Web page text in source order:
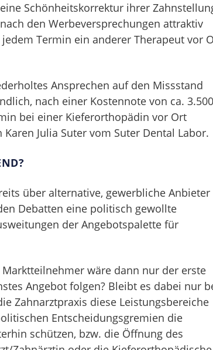
Schönheitskorrektur ihrer
den Werbeversprechungen attraktiv
Termin ein anderer Therapeut vor
Ansprechen auf den Missstand
nach einer Kostennote von ca. 3.500
bei einer Kieferorthopädin vor Ort
Julia Suter vom Suter Dental Labor.
über alternative, gewerbliche Anbieter
Debatten eine politisch gewollte
der Angebotspalette für
wäre dann nur der erste
Angebot folgen? Bleibt es dabei nur
Zahnarztpraxis diese Leistungsbereiche
Entscheidungsgremien die
schützen, bzw. die Öffnung des